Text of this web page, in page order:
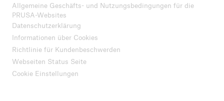
Allgemeine Geschäfts- und Nutzungsbedingungen für die
PRUSA-Websites
Datenschutzerklärung
Informationen über Cookies
Richtlinie für Kundenbeschwerden
Webseiten Status Seite
Cookie Einstellungen